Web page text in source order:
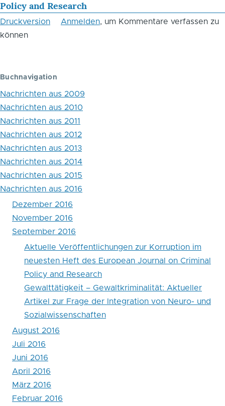
Blättern
im
Buch
2016
Policy and Research
Druckversion Anmelden, um Kommentare verfassen zu
können
Buchnavigation
Nachrichten aus 2009
Nachrichten aus 2010
Nachrichten aus 2011
Nachrichten aus 2012
Nachrichten aus 2013
Nachrichten aus 2014
Nachrichten aus 2015
Nachrichten aus 2016
Dezember 2016
November 2016
September 2016
Aktuelle Veröffentlichungen zur Korruption im
neuesten Heft des European Journal on Criminal
Policy and Research
Gewalttätigkeit – Gewaltkriminalität: Aktueller
Artikel zur Frage der Integration von Neuro- und
Sozialwissenschaften
August 2016
Juli 2016
Juni 2016
April 2016
März 2016
Februar 2016